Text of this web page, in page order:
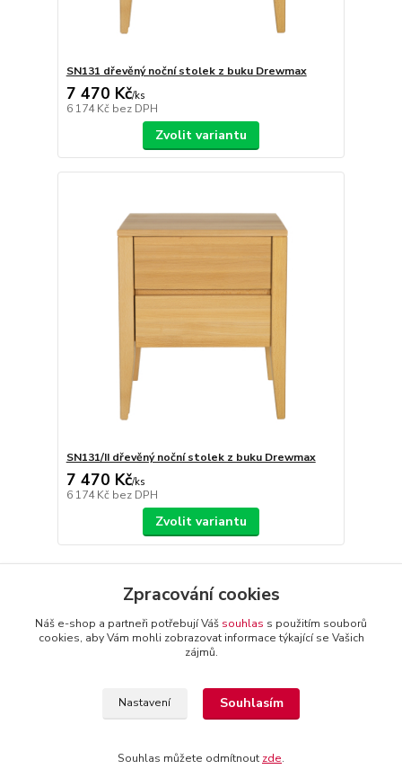
SN131 dřevěný noční stolek z buku Drewmax
7 470 Kč/ks
6 174 Kč bez DPH
Zvolit variantu
SN131/II dřevěný noční stolek z buku Drewmax
7 470 Kč/ks
6 174 Kč bez DPH
Zvolit variantu
oTTo interier s.r.o. +420 774 116 144 Kontakty a
Obchodní podmínky-Reklamační řád
Zpracování cookies
Náš e-shop a partneři potřebují Váš souhlas s použitím souborů
cookies, aby Vám mohli zobrazovat informace týkající se Vašich
zájmů.
Nastavení Souhlasím
Souhlas můžete odmítnout zde.